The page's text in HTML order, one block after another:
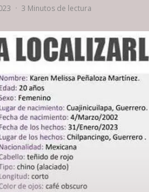
· 3 Minutos de lectura